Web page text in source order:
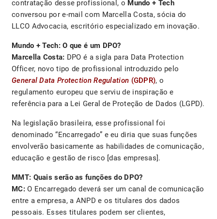
contratação desse profissional, o Mundo + Tech
conversou por e-mail com Marcella Costa, sócia do
LLCO Advocacia, escritório especializado em inovação.
Mundo + Tech: O que é um DPO?
Marcella Costa: DPO é a sigla para Data Protection
Officer, novo tipo de profissional introduzido pelo
General Data Protection Regulation (GDPR), o
regulamento europeu que serviu de inspiração e
referência para a Lei Geral de Proteção de Dados (LGPD).
Na legislação brasileira, esse profissional foi
denominado “Encarregado” e eu diria que suas funções
envolverão basicamente as habilidades de comunicação,
educação e gestão de risco [das empresas].
MMT: Quais serão as funções do DPO?
MC:O Encarregado deverá ser um canal de comunicação
entre a empresa, a ANPD e os titulares dos dados
pessoais. Esses titulares podem ser clientes,